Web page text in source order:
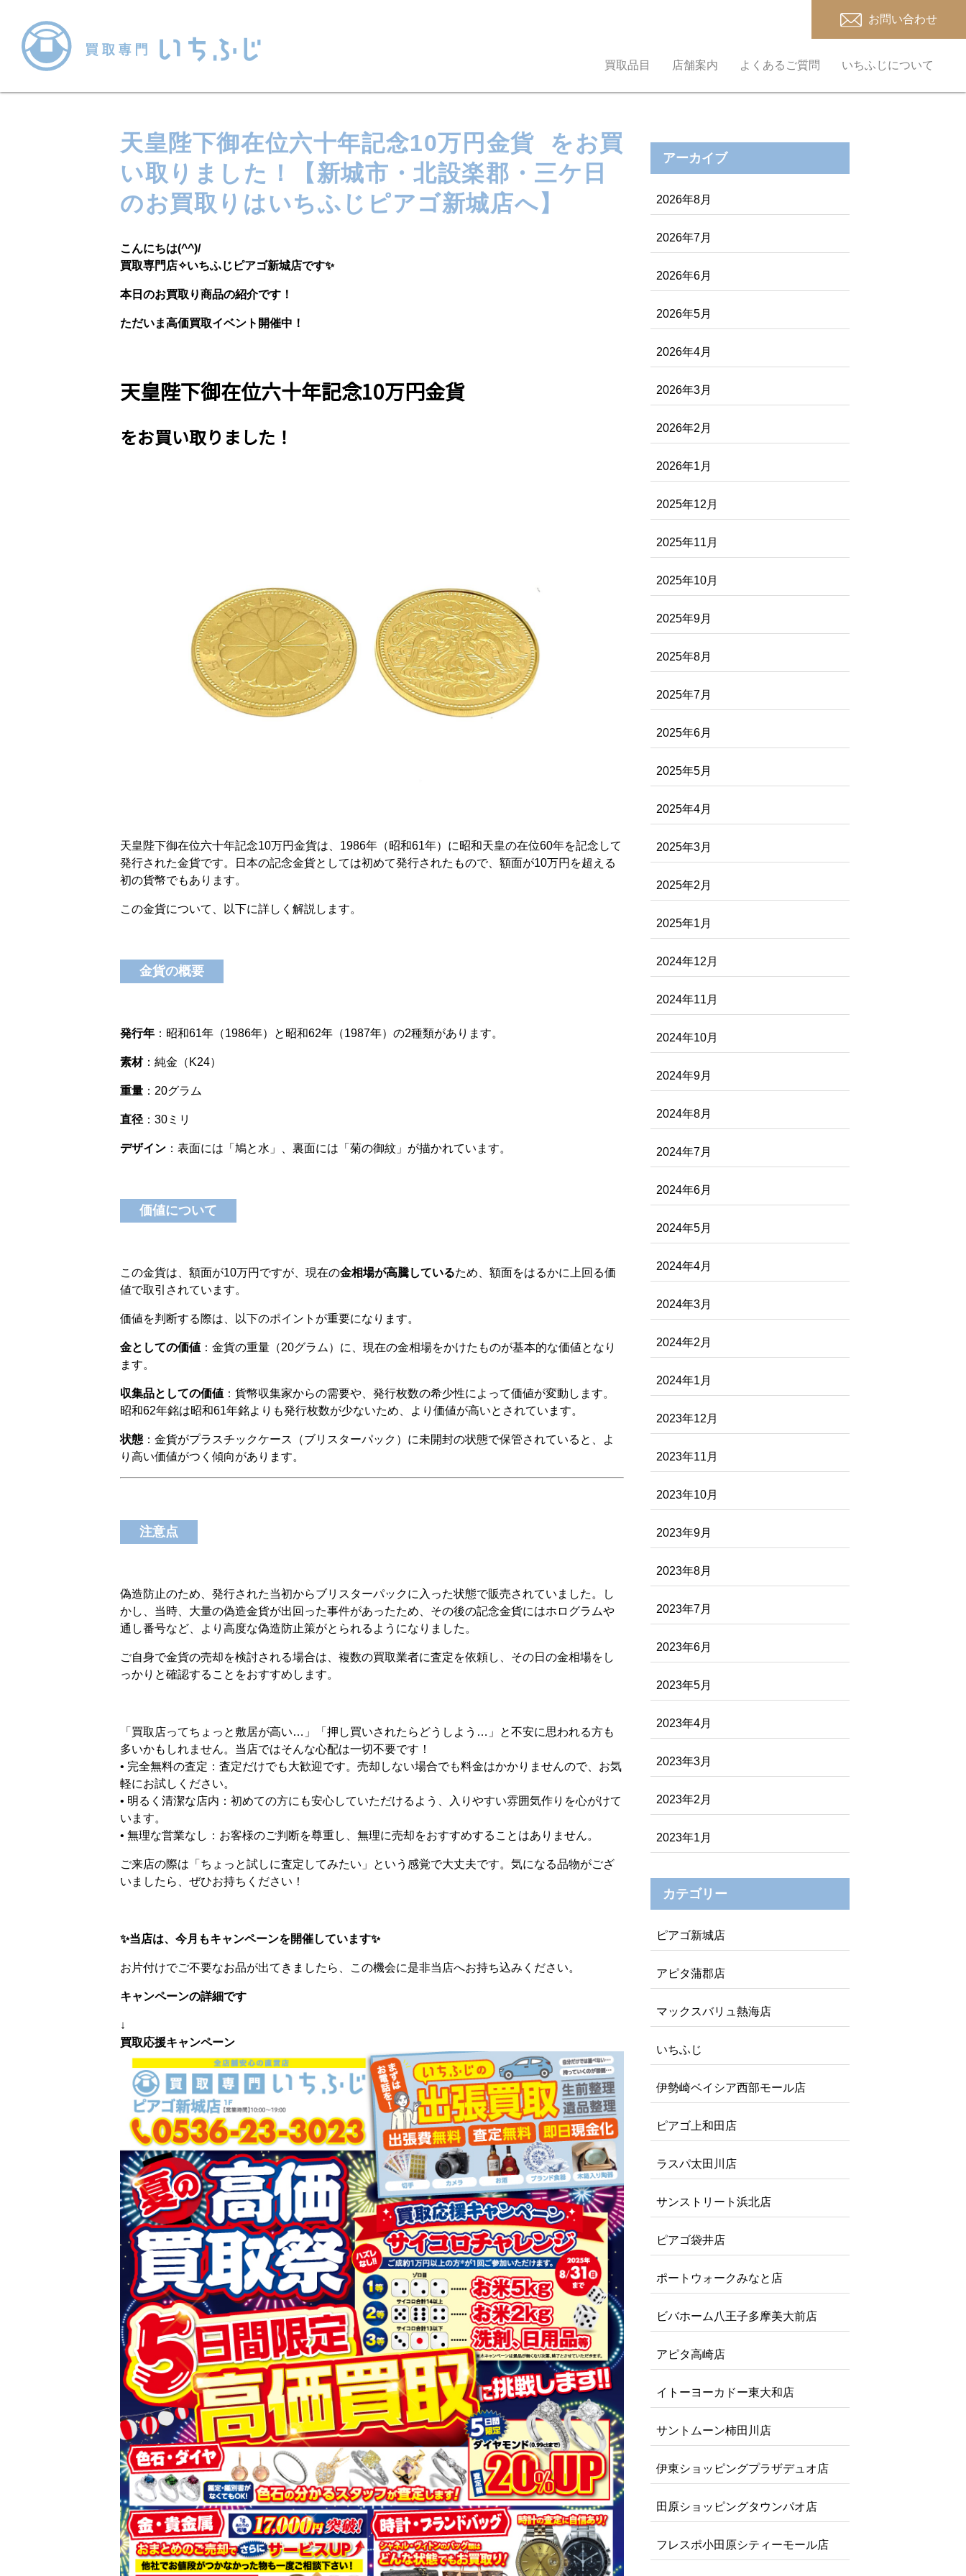
お問い合わせ
買取品目 店舗案内 よくあるご質問 いちふじについて
天皇陛下御在位六十年記念10万円金貨 をお買
い取りました！【新城市・北設楽郡・三ケ日
のお買取りはいちふじピアゴ新城店へ】
こんにちは(^^)/
買取専門店✧いちふじピアゴ新城店です✨
本日のお買取り商品の紹介です！
ただいま高価買取イベント開催中！
天皇陛下御在位六十年記念10万円金貨
をお買い取りました！
天皇陛下御在位六十年記念10万円金貨は、1986年（昭和61年）に昭和天皇の在位60年を記念して
発行された金貨です。日本の記念金貨としては初めて発行されたもので、額面が10万円を超える
初の貨幣でもあります。
この金貨について、以下に詳しく解説します。
金貨の概要
発行年 ：昭和61年（1986年）と昭和62年（1987年）の2種類があります。
素材：純金（K24）
重量 ：20グラム
直径 ：30ミリ
デザイン ：表面には「鳩と水」、裏面には「菊の御紋」が描かれています。
価値について
この金貨は、額面が10万円ですが、現在の金相場が高騰しているため、額面をはるかに上回る価
値で取引されています。
価値を判断する際は、以下のポイントが重要になります。
金としての価値 ：金貨の重量（20グラム）に、現在の金相場をかけたものが基本的な価値となり
ます。
収集品としての価値 ：貨幣収集家からの需要や、発行枚数の希少性によって価値が変動します。
昭和62年銘は昭和61年銘よりも発行枚数が少ないため、より価値が高いとされています。
状態 ：金貨がプラスチックケース（ブリスターパック）に未開封の状態で保管されていると、よ
り高い価値がつく傾向があります。
注意点
偽造防止のため、発行された当初からブリスターパックに入った状態で販売されていました。し
かし、当時、大量の偽造金貨が出回った事件があったため、その後の記念金貨にはホログラムや
通し番号など、より高度な偽造防止策がとられるようになりました。
ご自身で金貨の売却を検討される場合は、複数の買取業者に査定を依頼し、その日の金相場をし
っかりと確認することをおすすめします。
「買取店ってちょっと敷居が高い…」「押し買いされたらどうしよう…」と不安に思われる方も
多いかもしれません。当店ではそんな心配は一切不要です！
• 完全無料の査定：査定だけでも大歓迎です。売却しない場合でも料金はかかりませんので、お気
軽にお試しください。
• 明るく清潔な店内：初めての方にも安心していただけるよう、入りやすい雰囲気作りを心がけて
います。
• 無理な営業なし：お客様のご判断を尊重し、無理に売却をおすすめすることはありません。
ご来店の際は「ちょっと試しに査定してみたい」という感覚で大丈夫です。気になる品物がござ
いましたら、ぜひお持ちください！
✨当店は、今月もキャンペーンを開催しています✨
お片付けでご不要なお品が出てきましたら、この機会に是非当店へお持ち込みください。
キャンペーンの詳細です
↓
買取応援キャンペーン
アーカイブ
2026年8月
2026年7月
2026年6月
2026年5月
2026年4月
2026年3月
2026年2月
2026年1月
2025年12月
2025年11月
2025年10月
2025年9月
2025年8月
2025年7月
2025年6月
2025年5月
2025年4月
2025年3月
2025年2月
2025年1月
2024年12月
2024年11月
2024年10月
2024年9月
2024年8月
2024年7月
2024年6月
2024年5月
2024年4月
2024年3月
2024年2月
2024年1月
2023年12月
2023年11月
2023年10月
2023年9月
2023年8月
2023年7月
2023年6月
2023年5月
2023年4月
2023年3月
2023年2月
2023年1月
カテゴリー
ピアゴ新城店
アピタ蒲郡店
マックスバリュ熱海店
いちふじ
伊勢崎ベイシア西部モール店
ピアゴ上和田店
ラスパ太田川店
サンストリート浜北店
ピアゴ袋井店
ポートウォークみなと店
ビバホーム八王子多摩美大前店
アピタ高崎店
イトーヨーカドー東大和店
サントムーン柿田川店
伊東ショッピングプラザデュオ店
田原ショッピングタウンパオ店
フレスポ小田原シティーモール店